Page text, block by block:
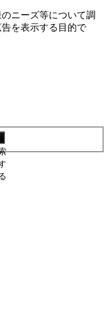
ニーズ等について調
を表⽰する⽬的で